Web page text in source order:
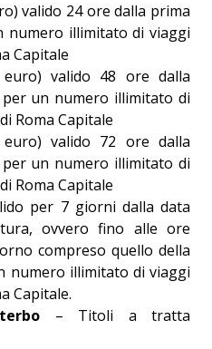
valido 24 ore dalla prima
illimitato di viaggi
Capitale
euro) valido 48 ore dalla
un numero illimitato di
Roma Capitale
euro) valido 72 ore dalla
un numero illimitato di
Roma Capitale
per 7 giorni dalla data
ovvero fino alle ore
compreso quello della
numero illimitato di viaggi
Capitale.
– Titoli a tratta